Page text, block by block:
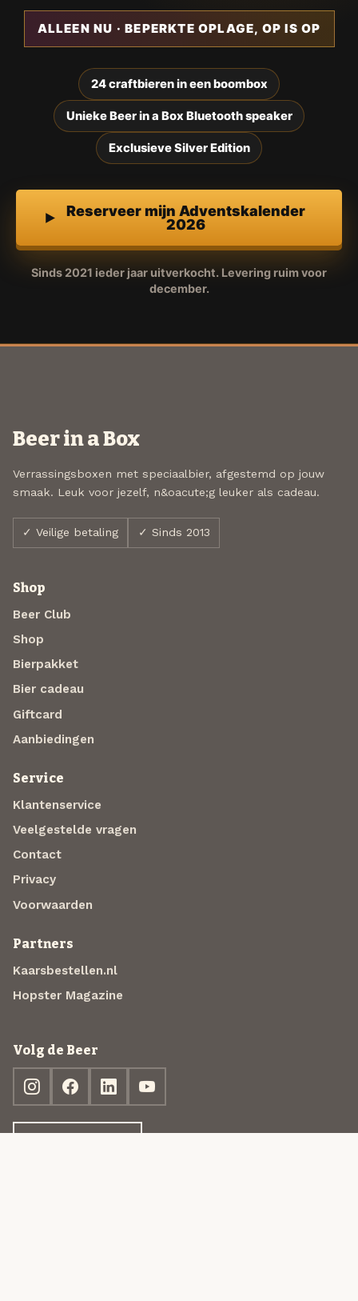
ALLEEN NU · BEPERKTE OPLAGE, OP IS OP
24 craftbieren in een boombox
Unieke Beer in a Box Bluetooth speaker
Exclusieve Silver Edition
Reserveer mijn Adventskalender
2026
Sinds 2021 ieder jaar uitverkocht. Levering ruim voor
december.
Beer in a Box
Verrassingsboxen met speciaalbier, afgestemd op jouw
smaak. Leuk voor jezelf, n&oacute;g leuker als cadeau.
✓ Veilige betaling ✓ Sinds 2013
Shop
Beer Club
Shop
Bierpakket
Bier cadeau
Giftcard
Aanbiedingen
Service
Klantenservice
Veelgestelde vragen
Contact
Privacy
Voorwaarden
Partners
Kaarsbestellen.nl
Hopster Magazine
Volg de Beer